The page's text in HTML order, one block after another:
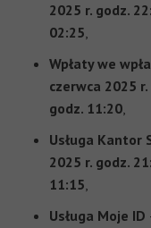
2025 r. godz.
02:25,
Wpłaty we
czerwca 2025
godz. 11:20,
Usługa Kantor
2025 r. godz.
11:15,
Usługa Moje ID